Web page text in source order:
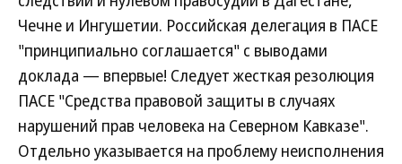
Чечне и Ингушетии. Российская делегация в ПАСЕ
"принципиально соглашается" с выводами
доклада — впервые! Следует жесткая резолюция
ПАСЕ "Средства правовой защиты в случаях
нарушений прав человека на Северном Кавказе".
Отдельно указывается на проблему неисполнения